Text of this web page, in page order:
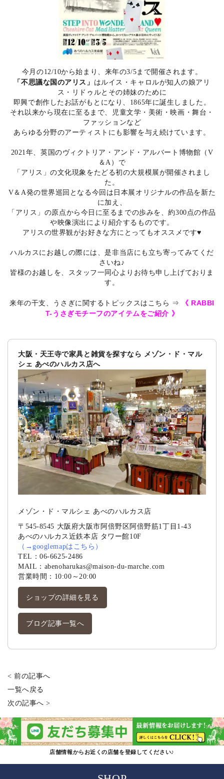
今月の12/10から始まり、来年の3/5まで開催されます。
「不思議な国のアリス」 はルイス・キャロルが知人の娘アリ
ス・リドゥルとその姉妹のために
即興で創作したお話がもとになり、1865年に誕生しました。
それ以来から現在に至るまで、児童文学・美術・映画・舞台・
ファッションなど
あらゆる分野のアーティストにも影響を与え続けています。
2021年、英国のヴィクトリア・アンド・アルバート博物館（V
＆A）で
「アリス」の文化現象をたどる初の大規模展が開催されまし
た。
V＆A発の世界巡回となる今回は日本展オリジナルの作品を新た
に加え、
「アリス」の原点から今日に至るまでの歩みを、約300点の作品
や映像演出により紹介するものです。
アリスの世界観がお好きな方にとってもオススメです♥
ハルカスにお越しの際には、是非当店にも立ち寄ってみてくだ
さいね♪
皆様のお越しを、スタッフ一同心よりお待ち申し上げておりま
す。
来年の干支、うさぎに関するトピックスはこちら ⇒
《 RABBI
T-うさぎモチーフのアイテムをご紹介 》
大阪・天王寺で家具と雑貨を探すなら メゾン・ド・マル
シェ あべのハルカス店へ
メゾン・ド・マルシェ あべのハルカス店
〒545-8545 大阪府大阪市阿倍野区阿倍野筋1丁目1-43
あべのハルカス近鉄本店 タワー館10F
（ →googlemapはこちら ）
TEL：06-6625-2486
MAIL： abenoharukas@maison-du-marche.com
営業時間：10:00～20:00
ショップの詳細を見る
ブログ記事一覧へ
< 前の記事へ
一覧へ戻る
次の記事へ >
店舗情報からお近くの店舗を登録してください♪